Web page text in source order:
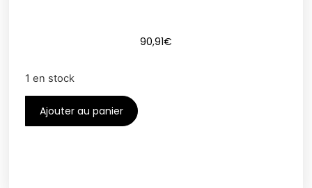
90,91€
1 en stock
Ajouter au panier